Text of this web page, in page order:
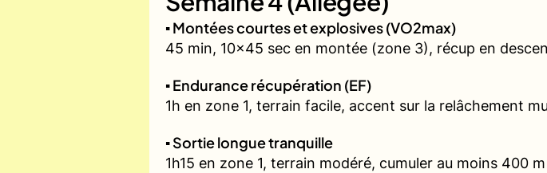
▪️ Montées courtes et explosives (VO2max)
45 min, 10x45 sec en montée (zone 3), récup en
▪️ Endurance récupération (EF)
1h en zone 1, terrain facile, accent sur la relâchement
▪️ Sortie longue tranquille
1h15 en zone 1, terrain modéré, cumuler au moins 400